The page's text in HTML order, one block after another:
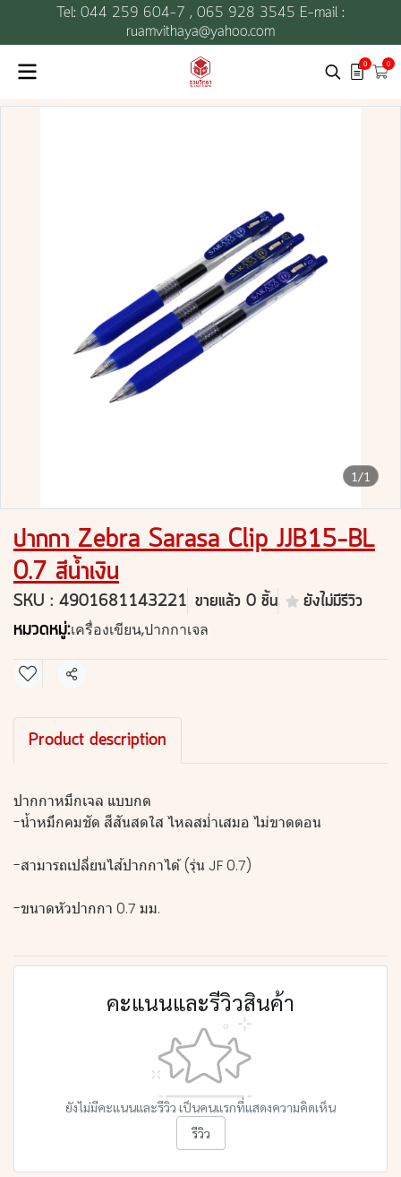
Tel: 044 259 604-7 , 065 928 3545 E-mail :
ruamvithaya@yahoo.com
0 0
1/1
ปากกา Zebra Sarasa Clip JJB15-BL
0.7 สีน้ำเงิน
SKU : 4901681143221 ขายแล้ว 0 ชิ้น ยังไม่มีรีวิว
หมวดหมู่:เครื่องเขียน,ปากกาเจล
แชร์
Product description
ปากกาหมึกเจล แบบกด
-น้ำหมึกคมชัด สีสันสดใส ไหลสม่ำเสมอ ไม่ขาดตอน
-สามารถเปลี่ยนไส้ปากกาได้ (รุ่น JF 0.7)
-ขนาดหัวปากกา 0.7 มม.
คะแนนและรีวิวสินค้า
ยังไม่มีคะแนนและรีวิว เป็นคนแรกที่แสดงความคิดเห็น
รีวิว